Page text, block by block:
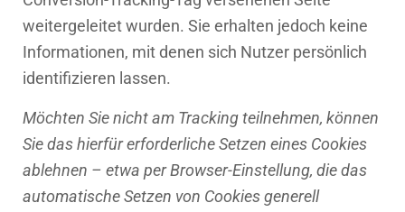
weitergeleitet wurden. Sie erhalten jedoch keine
Informationen, mit denen sich Nutzer persönlich
identifizieren lassen.
Möchten Sie nicht am Tracking teilnehmen, können
Sie das hierfür erforderliche Setzen eines Cookies
ablehnen – etwa per Browser-Einstellung, die das
automatische Setzen von Cookies generell